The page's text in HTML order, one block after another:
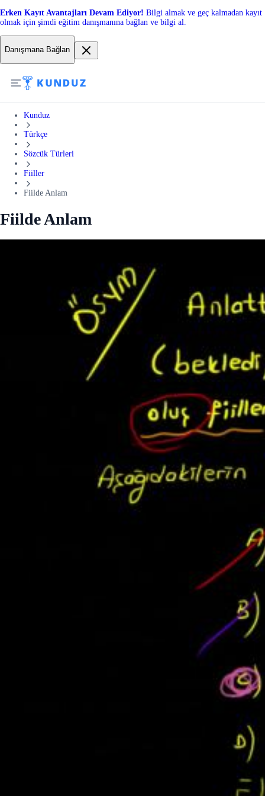
Erken Kayıt Avantajları Devam Ediyor! Bilgi almak ve geç kalmadan kayıt
olmak için şimdi eğitim danışmanına bağlan ve bilgi al.
Danışmana Bağlan
Kunduz
Türkçe
Sözcük Türleri
Fiiller
Fiilde Anlam
Fiilde Anlam